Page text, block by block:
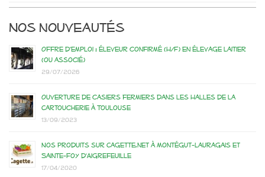
Nos nouveautés
Offre d’emploi : éleveur confirmé (H/F) en élevage laitier
(ou associé)
29/07/2026
Ouverture de casiers fermiers dans les Halles de la
Cartoucherie à Toulouse
13/09/2023
Nos produits sur Cagette.net à Montégut-Lauragais et
Sainte-Foy d’Aigrefeuille
17/04/2020